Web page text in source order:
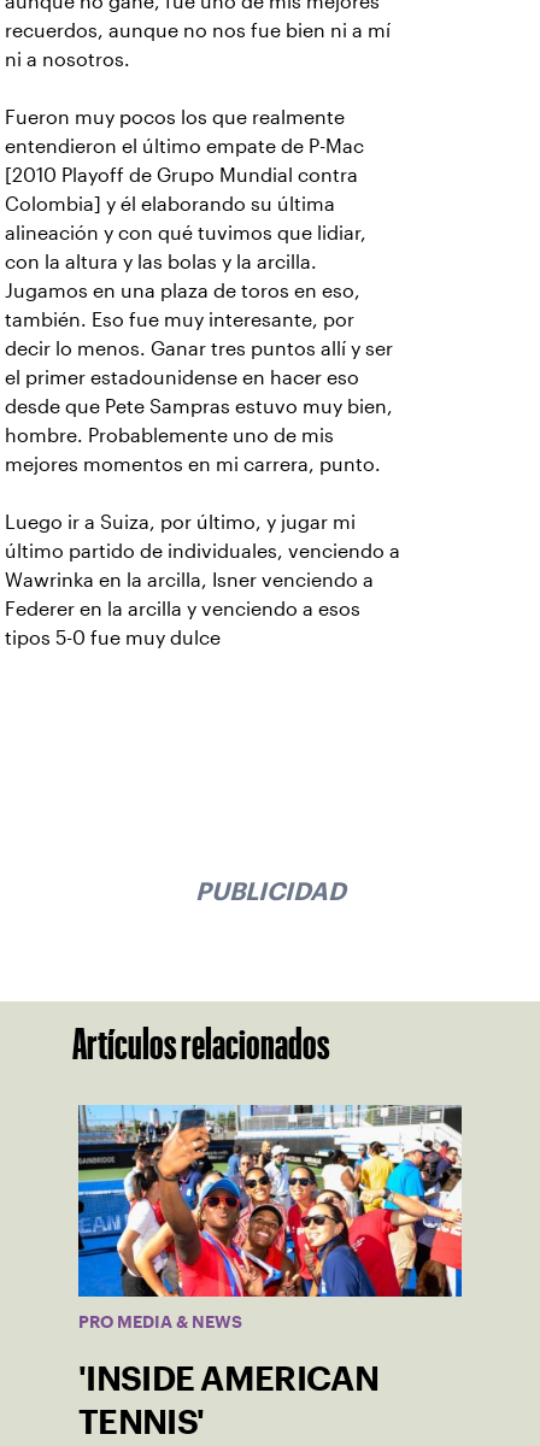
recuerdos, aunque no nos fue bien ni a mí
ni a nosotros.
Fueron muy pocos los que realmente
entendieron el último empate de P-Mac
[2010 Playoff de Grupo Mundial contra
Colombia] y él elaborando su última
alineación y con qué tuvimos que lidiar,
con la altura y las bolas y la arcilla.
Jugamos en una plaza de toros en eso,
también. Eso fue muy interesante, por
decir lo menos. Ganar tres puntos allí y ser
el primer estadounidense en hacer eso
desde que Pete Sampras estuvo muy bien,
hombre. Probablemente uno de mis
mejores momentos en mi carrera, punto.
Luego ir a Suiza, por último, y jugar mi
último partido de individuales, venciendo a
Wawrinka en la arcilla, Isner venciendo a
Federer en la arcilla y venciendo a esos
tipos 5-0 fue muy dulce
PUBLICIDAD
Artículos relacionados
PRO MEDIA & NEWS
'INSIDE AMERICAN
TENNIS'